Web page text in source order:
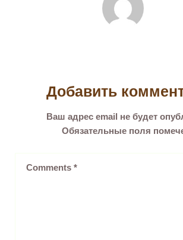
Добавить
Ваш адрес email не будет
Обязательные поля